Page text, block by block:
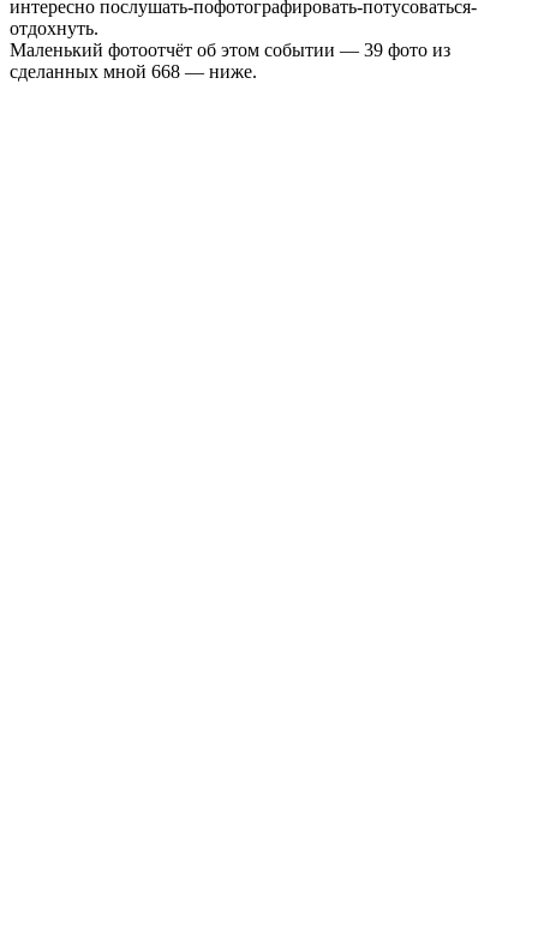
интересно послушать-пофотографировать-потусоваться-
отдохнуть.
Маленький фотоотчёт об этом событии — 39 фото из
сделанных мной 668 — ниже.